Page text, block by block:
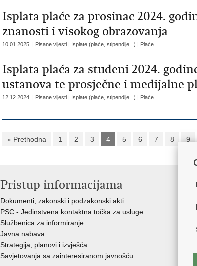
Isplata plaće za prosinac 2024.
znanosti i visokog obrazovanja
10.01.2025. | Pisane vijesti | Isplate (plaće, stipendije...) | Plaće
Isplata plaća za studeni 2024.
ustanova te prosječne i medijalne
12.12.2024. | Pisane vijesti | Isplate (plaće, stipendije...) | Plaće
« Prethodna 1 2 3 4 5 6 7 8 9
Pristup informacijama
Dokumenti, zakonski i podzakonski akti
PSC - Jedinstvena kontaktna točka za usluge
Službenica za informiranje
Javna nabava
Strategija, planovi i izvješća
Savjetovanja sa zainteresiranom javnošću